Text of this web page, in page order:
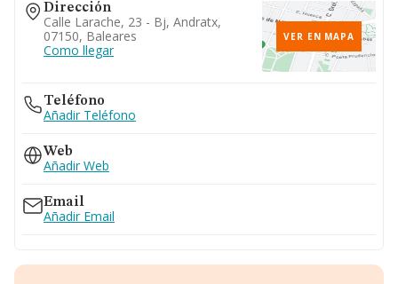
Dirección
Calle Larache, 23 - Bj, Andratx,
07150, Baleares
Como llegar
VER EN MAPA
Teléfono
Añadir Teléfono
Web
Añadir Web
Email
Añadir Email